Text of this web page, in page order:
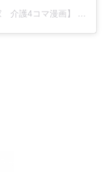
A post shared by 広大寺源太【漫画家 介護4コマ漫画】 (@kodaiji_genta)